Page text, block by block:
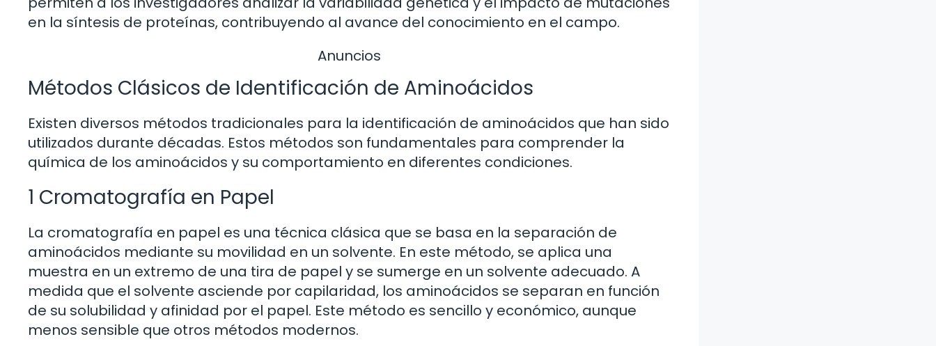
en la síntesis de proteínas, contribuyendo al avance del conocimiento en el campo.
Anuncios
Métodos Clásicos de Identificación de Aminoácidos
Existen diversos métodos tradicionales para la identificación de aminoácidos que han sido
utilizados durante décadas. Estos métodos son fundamentales para comprender la
química de los aminoácidos y su comportamiento en diferentes condiciones.
1 Cromatografía en Papel
La cromatografía en papel es una técnica clásica que se basa en la separación de
aminoácidos mediante su movilidad en un solvente. En este método, se aplica una
muestra en un extremo de una tira de papel y se sumerge en un solvente adecuado. A
medida que el solvente asciende por capilaridad, los aminoácidos se separan en función
de su solubilidad y afinidad por el papel. Este método es sencillo y económico, aunque
menos sensible que otros métodos modernos.